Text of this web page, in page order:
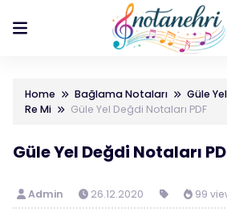
Home Bağlama Notaları
Güle
Re Mi
Güle Yel Değdi Notaları PDF
Güle Yel Değdi Notaları
Admin 26.12.2020 99